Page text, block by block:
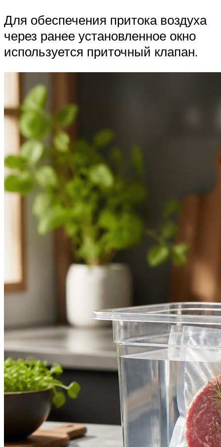
Для обеспечения притока воздуха
через ранее установленное окно
используется приточный клапан.